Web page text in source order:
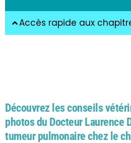
Accès rapide aux
Découvrez les conseils
photos du Docteur Laurence
tumeur pulmonaire chez le